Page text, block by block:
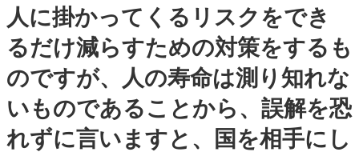
人に掛かってくるリスクをでき
るだけ減らすための対策をするも
のですが、人の寿命は測り知れな
いものであることから、誤解を恐
れずに言いますと、国を相手にし